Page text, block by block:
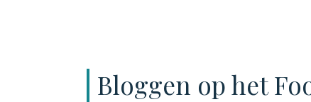
Bloggen op het